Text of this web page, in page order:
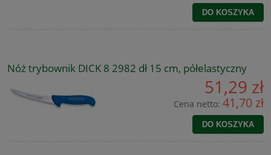
DO KOSZYKA
Nóż trybownik DICK 8 2982 dł 15 cm, półelastyczny
51,29 zł
Cena netto: 41,70 zł
DO KOSZYKA